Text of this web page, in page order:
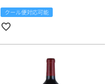
イーグル
クール便対応可能